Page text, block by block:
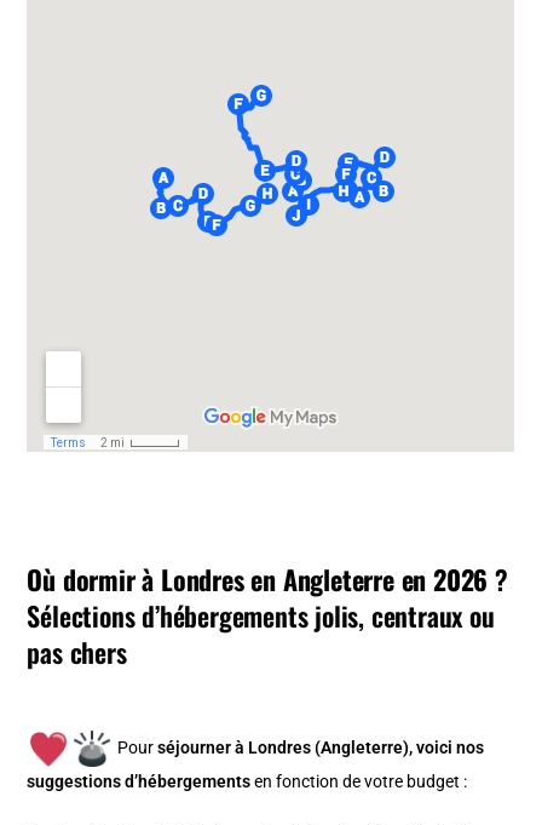
Où dormir à Londres en Angleterre en 2026?
Sélections d’hébergements jolis, centraux ou
pas chers
Pourséjourner à Londres (Angleterre), voici nos
suggestions d’hébergements en fonction de votre budget :